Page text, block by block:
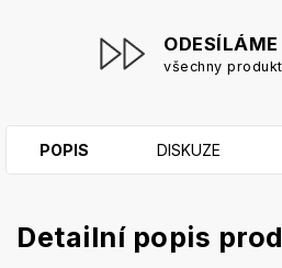
všechny
POPIS DISKUZE
Detailní popis